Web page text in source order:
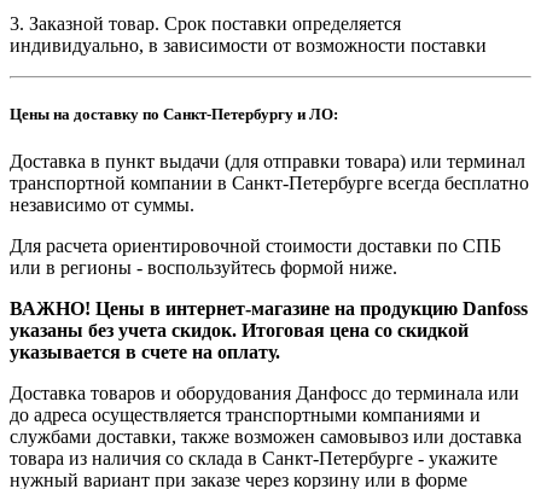
3. Заказной товар. Срок поставки определяется
индивидуально, в зависимости от возможности поставки
Цены на доставку по Санкт-Петербургу и ЛО:
Доставка в пункт выдачи (для отправки товара) или терминал
транспортной компании в Санкт-Петербурге всегда бесплатно
независимо от суммы.
Для расчета ориентировочной стоимости доставки по СПБ
или в регионы - воспользуйтесь формой ниже.
ВАЖНО! Цены в интернет-магазине на продукцию Danfoss
указаны без учета скидок. Итоговая цена со скидкой
указывается в счете на оплату.
Доставка товаров и оборудования Данфосс до терминала или
до адреса осуществляется транспортными компаниями и
службами доставки, также возможен самовывоз или доставка
товара из наличия со склада в Санкт-Петербурге - укажите
нужный вариант при заказе через корзину или в форме